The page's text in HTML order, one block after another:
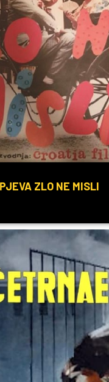
ZLO NE MISLI
Detaljnije